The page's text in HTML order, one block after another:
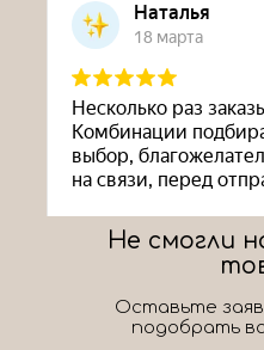
Не смогли
Оставьте
подобрать